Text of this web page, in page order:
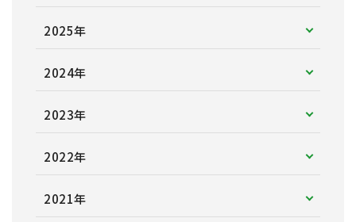
2025年
2024年
2023年
2022年
2021年